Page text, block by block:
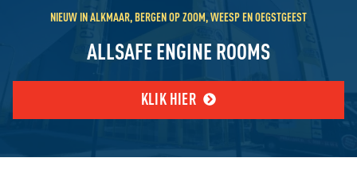
NIEUW IN ALKMAAR, BERGEN OP ZOOM, WEESP EN OEGSTGEEST
ALLSAFE ENGINE ROOMS
KLIK HIER